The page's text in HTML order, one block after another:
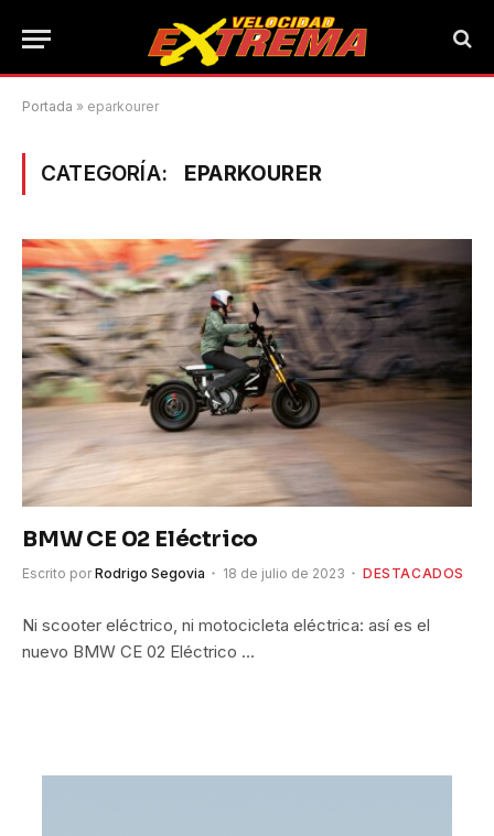
Portada » eparkourer
CATEGORÍA: EPARKOURER
BMW CE 02 Eléctrico
Escrito por Rodrigo Segovia 18 de julio de 2023 DESTACADOS
Ni scooter eléctrico, ni motocicleta eléctrica: así es el
nuevo BMW CE 02 Eléctrico …